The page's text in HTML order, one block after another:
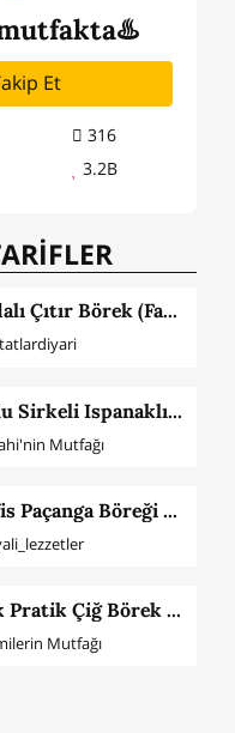
Et
316
3.2B
Sodalı Çıtır Börek (Favoriniz Olacak)
Unlu Sirkeli Ispanaklı Çıtır Börek
Mutfağı
Nefis Paçanga Böreği Tarifi
Çok Pratik Çiğ Börek Tarifi
Mutfağı